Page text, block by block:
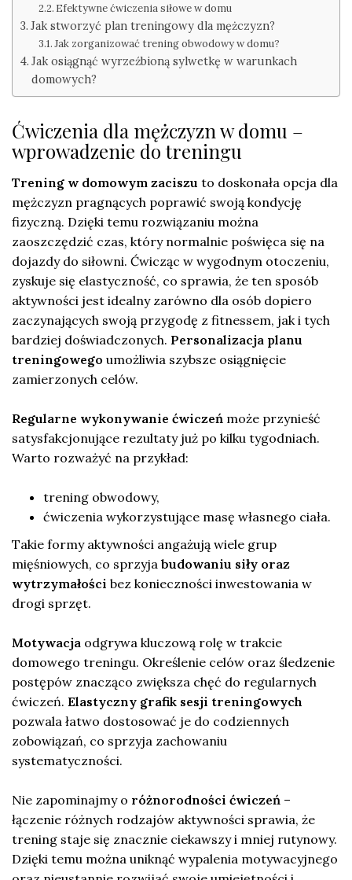
Efektywne ćwiczenia siłowe w domu
Jak stworzyć plan treningowy dla mężczyzn?
Jak zorganizować trening obwodowy w domu?
Jak osiągnąć wyrzeźbioną sylwetkę w warunkach
domowych?
Ćwiczenia dla mężczyzn w domu –
wprowadzenie do treningu
Trening w domowym zaciszu to doskonała opcja dla
mężczyzn pragnących poprawić swoją kondycję
fizyczną. Dzięki temu rozwiązaniu można
zaoszczędzić czas, który normalnie poświęca się na
dojazdy do siłowni. Ćwicząc w wygodnym otoczeniu,
zyskuje się elastyczność, co sprawia, że ten sposób
aktywności jest idealny zarówno dla osób dopiero
zaczynających swoją przygodę z fitnessem, jak i tych
bardziej doświadczonych. Personalizacja planu
treningowego umożliwia szybsze osiągnięcie
zamierzonych celów.
Regularne wykonywanie ćwiczeń może przynieść
satysfakcjonujące rezultaty już po kilku tygodniach.
Warto rozważyć na przykład:
trening obwodowy,
ćwiczenia wykorzystujące masę własnego ciała.
Takie formy aktywności angażują wiele grup
mięśniowych, co sprzyja budowaniu siły oraz
wytrzymałości bez konieczności inwestowania w
drogi sprzęt.
Motywacja odgrywa kluczową rolę w trakcie
domowego treningu. Określenie celów oraz śledzenie
postępów znacząco zwiększa chęć do regularnych
ćwiczeń. Elastyczny grafik sesji treningowych
pozwala łatwo dostosować je do codziennych
zobowiązań, co sprzyja zachowaniu
systematyczności.
Nie zapominajmy o różnorodności ćwiczeń –
łączenie różnych rodzajów aktywności sprawia, że
trening staje się znacznie ciekawszy i mniej rutynowy.
Dzięki temu można uniknąć wypalenia motywacyjnego